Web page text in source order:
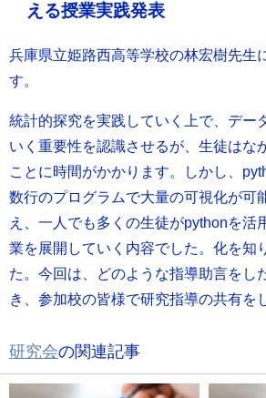
える授業実践発表
兵庫県立姫路西高等学校の林宏樹先生
す。
統計的探究を実践していく上で、デー
いく重要性を認識させるが、生徒はな
ことに時間がかかります。しかし、
数行のプログラムで大量の可視化が可
え、一人でも多くの生徒がpythonを活
業を展開していく内容でした。化を知
た。今回は、どのような指導助言をし
き、参加校の皆様で研究指導の共有を
研究会の関連記事